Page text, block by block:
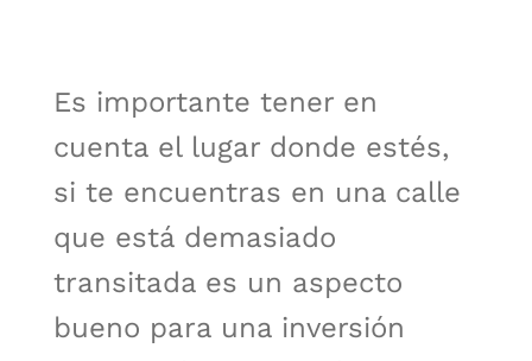
Es importante tener en
cuenta el lugar donde estés,
si te encuentras en una calle
que está demasiado
transitada es un aspecto
bueno para una inversión